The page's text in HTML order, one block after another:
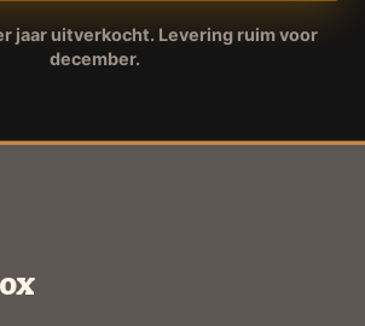
jaar uitverkocht. Levering ruim voor
december.